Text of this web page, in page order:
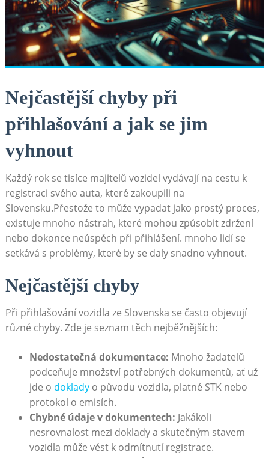
Nejčastější⁤ chyby při
přihlašování a jak se⁤ jim
vyhnout
Každý rok se tisíce⁢ majitelů vozidel vydávají na cestu k
‌registraci svého ⁤auta,​ které‌ zakoupili na
‌Slovensku.Přestože⁣ to může vypadat⁣ jako prostý proces,
existuje mnoho ⁣nástrah, které mohou⁣ způsobit zdržení
nebo dokonce neúspěch při přihlášení. mnoho lidí se
setkává s problémy, které ⁣by se daly⁢ snadno vyhnout.
Nejčastější chyby
Při přihlašování vozidla ze Slovenska se často objevují
⁣různé⁤ chyby.⁣ Zde je seznam těch nejběžnějších:
Nedostatečná ⁤dokumentace: Mnoho žadatelů⁤
podceňuje množství potřebných⁤ dokumentů, ať⁣ už
jde⁤ o ⁢ dokladyo původu vozidla, platné STK nebo
protokol o emisích.
Chybné údaje v dokumentech: Jakákoli
nesrovnalost ‍mezi doklady a skutečným stavem
‌vozidla může vést k odmítnutí registrace.